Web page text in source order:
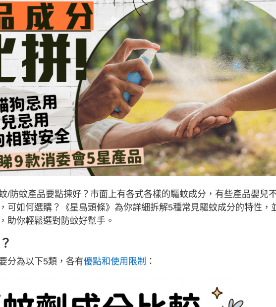
/防蚊產品要點揀好？市面上有各式各樣的驅蚊成分，有些產品嬰兒
可如何選購？《星島頭條》為你詳細拆解5種常見驅蚊成分的特性，
助你輕鬆選對防蚊好幫手。
分為以下5類，各有優點和使用限制 ：